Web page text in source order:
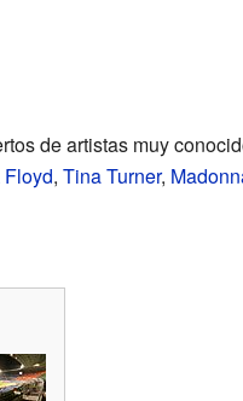
de artistas muy
, Tina Turner,